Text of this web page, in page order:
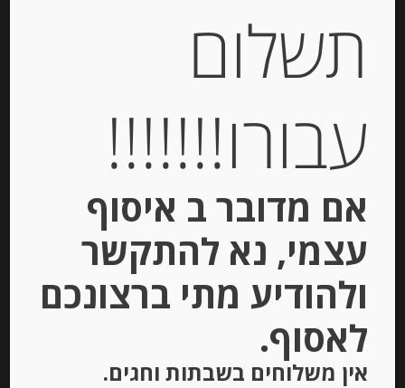
₪34.00
יחידות
תשלום
עבורו!!!!!!!
אם מדובר ב איסוף
עצמי, נא להתקשר
ולהודיע מתי ברצונכם
לאסוף.
אין משלוחים בשבתות וחגים.